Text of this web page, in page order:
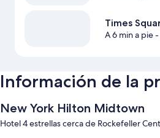
Times
A 6 min a pie-
Información de la
New York Hilton Midtown
Hotel 4 estrellas cerca de Rockefeller